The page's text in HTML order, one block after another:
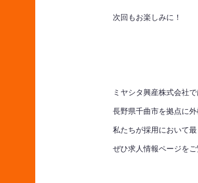
次回もお楽しみに！
ミヤシタ興産株式会社
長野県千曲市を拠点に
私たちが採用において
ぜひ求人情報ページを